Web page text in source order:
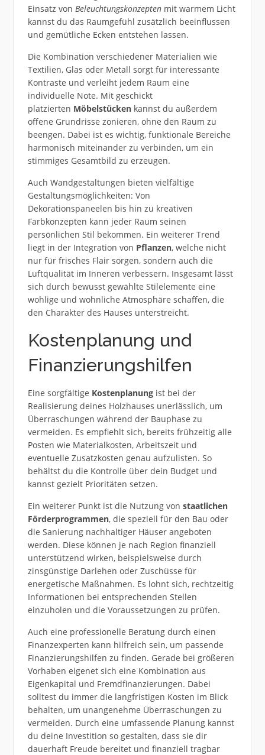
Einsatz von Beleuchtungskonzeptenmit warmem Licht
kannst du das Raumgefühl zusätzlich beeinflussen
und gemütliche Ecken entstehen lassen.
Die Kombination verschiedener Materialien wie
Textilien, Glas oder Metall sorgt für interessante
Kontraste und verleiht jedem Raum eine
individuelle Note. Mit geschickt
platzierten Möbelstückenkannst du außerdem
offene Grundrisse zonieren, ohne den Raum zu
beengen. Dabei ist es wichtig, funktionale Bereiche
harmonisch miteinander zu verbinden, um ein
stimmiges Gesamtbild zu erzeugen.
Auch Wandgestaltungen bieten vielfältige
Gestaltungsmöglichkeiten: Von
Dekorationspaneelen bis hin zu kreativen
Farbkonzepten kann jeder Raum seinen
persönlichen Stil bekommen. Ein weiterer Trend
liegt in der Integration von Pflanzen, welche nicht
nur für frisches Flair sorgen, sondern auch die
Luftqualität im Inneren verbessern. Insgesamt lässt
sich durch bewusst gewählte Stilelemente eine
wohlige und wohnliche Atmosphäre schaffen, die
den Charakter des Hauses unterstreicht.
Kostenplanung und
Finanzierungshilfen
Eine sorgfältige Kostenplanungist bei der
Realisierung deines Holzhauses unerlässlich, um
Überraschungen während der Bauphase zu
vermeiden. Es empfiehlt sich, bereits frühzeitig alle
Posten wie Materialkosten, Arbeitszeit und
eventuelle Zusatzkosten genau aufzulisten. So
behältst du die Kontrolle über dein Budget und
kannst gezielt Prioritäten setzen.
Ein weiterer Punkt ist die Nutzung von staatlichen
Förderprogrammen, die speziell für den Bau oder
die Sanierung nachhaltiger Häuser angeboten
werden. Diese können je nach Region finanziell
unterstützend wirken, beispielsweise durch
zinsgünstige Darlehen oder Zuschüsse für
energetische Maßnahmen. Es lohnt sich, rechtzeitig
Informationen bei entsprechenden Stellen
einzuholen und die Voraussetzungen zu prüfen.
Auch eine professionelle Beratung durch einen
Finanzexperten kann hilfreich sein, um passende
Finanzierungshilfen zu finden. Gerade bei größeren
Vorhaben eigenet sich eine Kombination aus
Eigenkapital und Fremdfinanzierungen. Dabei
solltest du immer die langfristigen Kosten im Blick
behalten, um unangenehme Überraschungen zu
vermeiden. Durch eine umfassende Planung kannst
du deine Investition so gestalten, dass sie dir
dauerhaft Freude bereitet und finanziell tragbar